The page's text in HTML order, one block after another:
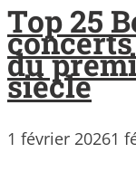
Top 25
concerts
du
siècle
1 février 20261